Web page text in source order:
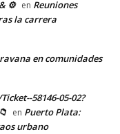
⚙ en Reuniones
la carrera
en comunidades
58146-05-02?
en Puerto Plata:
urbano